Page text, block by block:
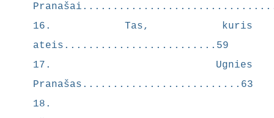
Kristaus
viziją:
Kristus –
inkas:
Jėzus
vaizduoja
16. Tas, kuris
ateis.........................59
17. Ugnies
Pranašas..........................63
18.